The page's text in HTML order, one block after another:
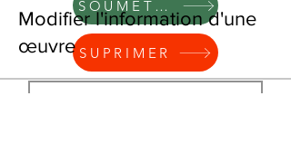
SOUMETTRE
SUPRIMER
Modifier l'information d'une
œuvre